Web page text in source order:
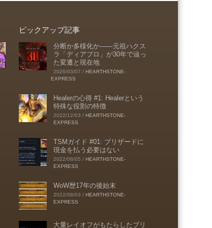
ピックアップ記事
分断か多様化か――元祖ハクス
ラ「ディアブロ」が30年で辿っ
た変遷と現在地
2026/03/07 / HEARTHSTONE-
EXPRESS
Healerの心得 #1: Healerという
特殊な役割の特徴
2022/12/03 / HEARTHSTONE-
EXPRESS
TSMガイド #01: ブリザードに
現金を払う必要はない
2022/08/05 / HEARTHSTONE-
EXPRESS
WoW歴17年の後始末
2022/08/03 / HEARTHSTONE-
EXPRESS
大量レイオフがもたらしたブリ